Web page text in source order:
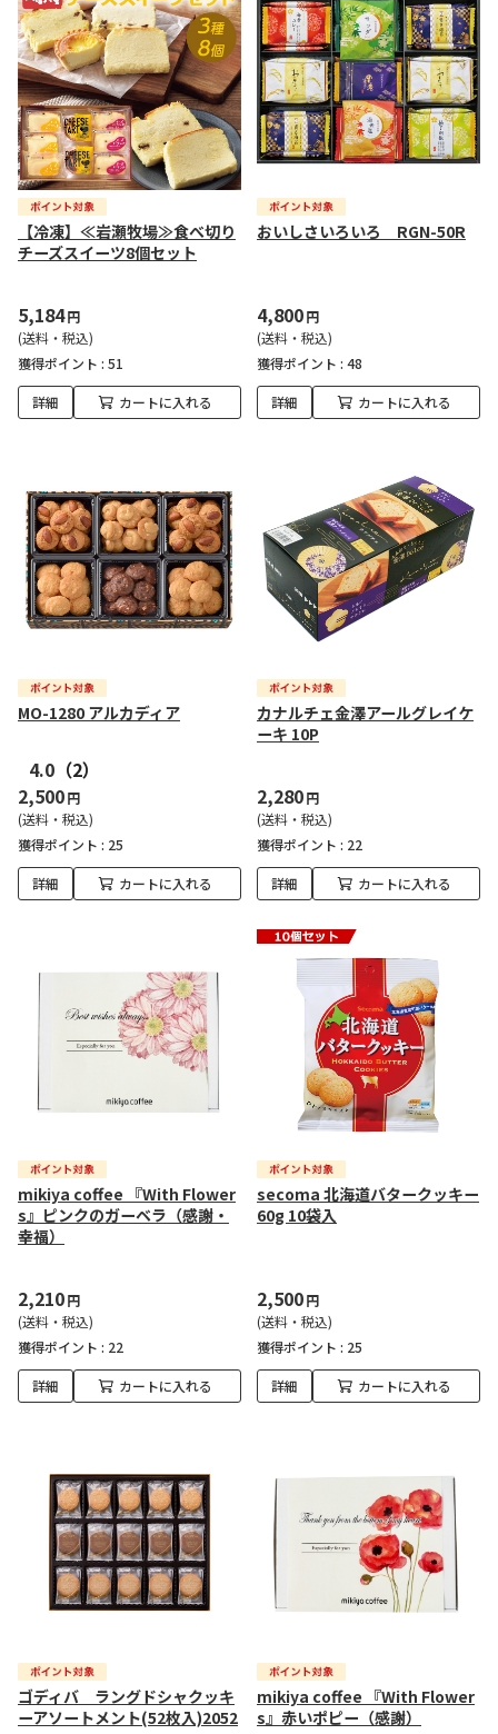
【冷凍】≪岩瀬牧場≫食べ切り
チーズスイーツ8個セット
5,184円
(送料・税込)
獲得ポイント : 51
詳細 カートに入れる
おいしさいろいろ RGN-50R
4,800円
(送料・税込)
獲得ポイント : 48
詳細 カートに入れる
MO-1280 アルカディア
4.0 （2）
2,500円
(送料・税込)
獲得ポイント : 25
詳細 カートに入れる
カナルチェ金澤アールグレイケ
ーキ 10P
2,280円
(送料・税込)
獲得ポイント : 22
詳細 カートに入れる
mikiya coffee 『With Flower
s』ピンクのガーベラ（感謝・
幸福）
2,210円
(送料・税込)
獲得ポイント : 22
詳細 カートに入れる
secoma 北海道バタークッキー
60g 10袋入
2,500円
(送料・税込)
獲得ポイント : 25
詳細 カートに入れる
ゴディバ ラングドシャクッキ
ーアソートメント(52枚入)2052
mikiya coffee 『With Flower
s』赤いポピー（感謝）